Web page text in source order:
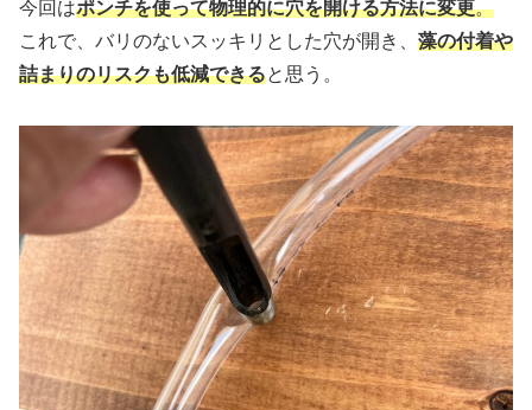
今回はポンチを使って物理的に穴を開ける方法に変更。
これで、バリのないスッキリとした穴が開き、 藻の付着や
詰まりのリスクも低減できると思う。